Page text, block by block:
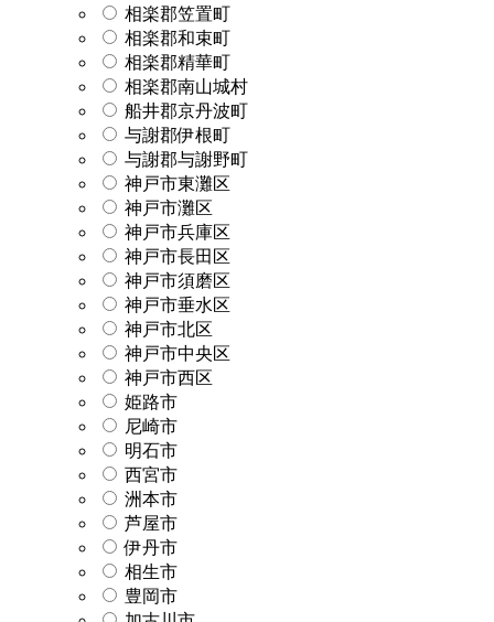
相楽郡笠置町
相楽郡和束町
相楽郡精華町
相楽郡南山城村
船井郡京丹波町
与謝郡伊根町
与謝郡与謝野町
神戸市東灘区
神戸市灘区
神戸市兵庫区
神戸市長田区
神戸市須磨区
神戸市垂水区
神戸市北区
神戸市中央区
神戸市西区
姫路市
尼崎市
明石市
西宮市
洲本市
芦屋市
伊丹市
相生市
豊岡市